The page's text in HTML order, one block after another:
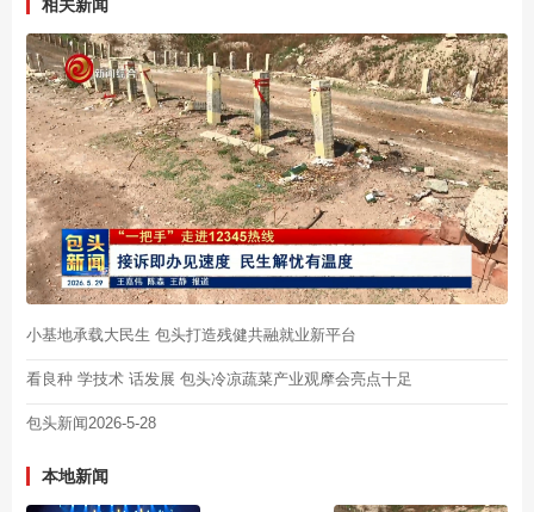
相关新闻
小基地承载大民生 包头打造残健共融就业新平台
看良种 学技术 话发展 包头冷凉蔬菜产业观摩会亮点十足
包头新闻2026-5-28
本地新闻